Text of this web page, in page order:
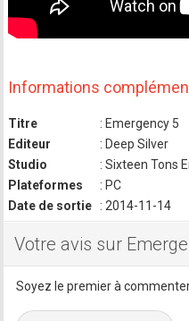
Informations
Titre
: Emergency 5
Editeur
: Deep Silver
Studio
: Sixteen Tons
Plateformes
: PC
Date de sortie
: 2014-11-14
Votre avis sur
Soyez le premier à